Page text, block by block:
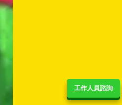
工作人員諮詢